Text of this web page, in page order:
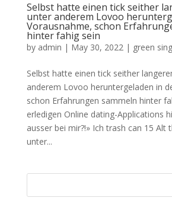
Selbst hatte einen tick seither
unter anderem Lovoo
Vorausnahme, schon
hinter fahig sein
by admin | May 30, 2022| green
Selbst hatte einen tick seither
anderem Lovoo heruntergeladen in
schon Erfahrungen sammeln hinter
erledigen Online dating-Applications
ausser bei mir?!» Ich trash can 15 Alt
unter...